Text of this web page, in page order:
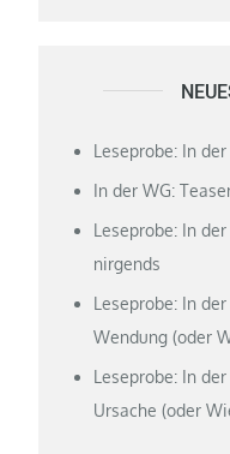
Leseprobe: In
In der WG:
Leseprobe: In
nirgends
Leseprobe: In
Wendung (oder
Leseprobe: In
Ursache (oder